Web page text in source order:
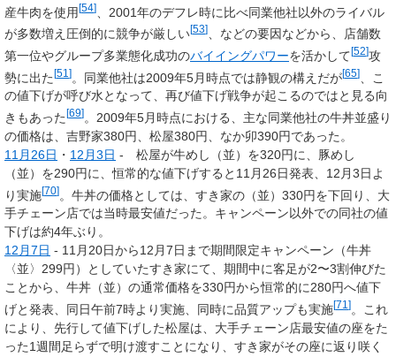
産牛肉を使用[54]
、2001年のデフレ時に比べ同業他社以外のライバル
が多数増え圧倒的に競争が厳しい[53]
、などの要因などから、店舗数
第一位やグループ多業態化成功のバイイングパワーを活かして[52]攻
勢に出た[51 ] 。同業他社は2009年5月時点では静観の構えだが[65]
、こ
の値下げが呼び水となって、再び値下げ戦争が起こるのではと見る向
きもあった [69] 。2009年5月時点における、主な同業他社の牛丼並盛り
の価格は、吉野家380円、松屋380円、なか卯390円であった。
11月26日 ・ 12月3日 - 松屋が牛めし（並）を320円に、豚めし
（並）を290円に、恒常的な値下げすると11月26日発表、12月3日よ
り実施[70]。牛丼の価格としては、すき家の（並）330円を下回り、大
手チェーン店では当時最安値だった。キャンペーン以外での同社の値
下げは約4年ぶり。
12月7日 - 11月20日から12月7日まで期間限定キャンペーン（牛丼
〈並〉299円）としていたすき家にて、期間中に客足が2〜3割伸びた
ことから、牛丼（並）の通常価格を330円から恒常的に280円へ値下
げと発表、同日午前7時より実施、同時に品質アップも実施[71 ] 。これ
により、先行して値下げした松屋は、大手チェーン店最安値の座をた
った1週間足らずで明け渡すことになり、すき家がその座に返り咲く